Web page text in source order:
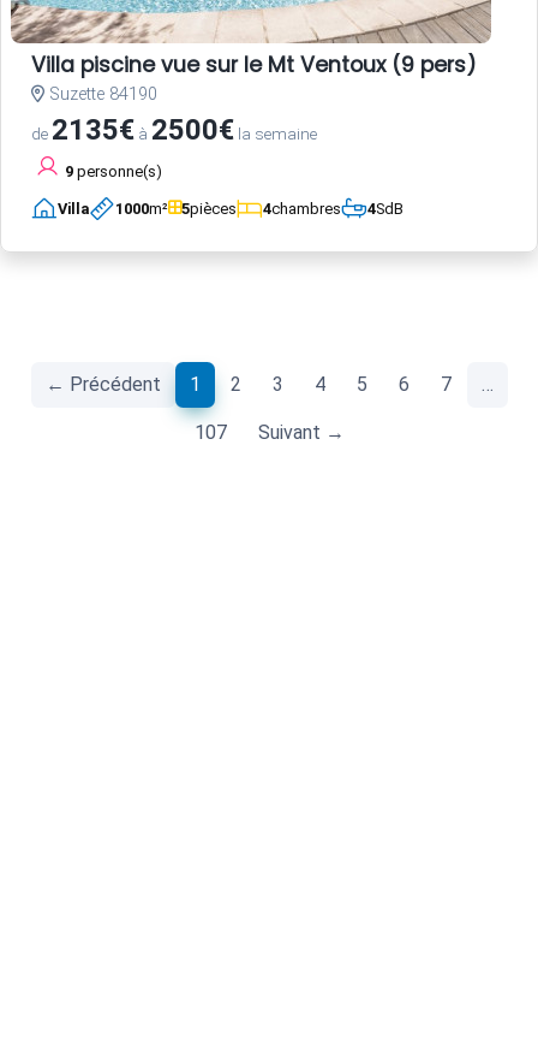
Villa piscine vue sur le Mt Ventoux (9 pers)
Suzette 84190
de 2135€ à 2500€ la semaine
9 personne(s)
Villa 1000m² 5pièces 4chambres 4SdB
← Précédent 1 (current)
2 3 4 5 6 7 …
107 Suivant →